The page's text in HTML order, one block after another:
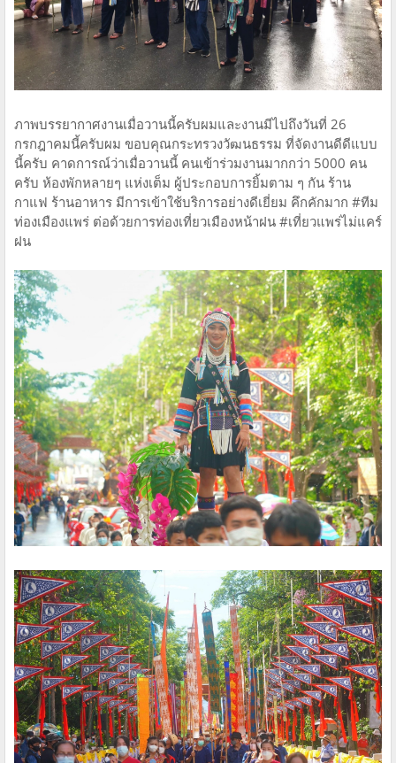
ภาพบรรยากาศงานเมื่อวานนี้ครับผมและงานมีไปถึงวันที่ 26
กรกฎาคมนี้ครับผม ขอบคุณกระทรวงวัฒนธรรม ที่จัดงานดีดีแบบ
นี้ครับ คาดการณ์ว่าเมื่อวานนี้ คนเข้าร่วมงานมากกว่า 5000 คน
ครับ ห้องพักหลายๆ แห่งเต็ม ผู้ประกอบการยิ้มตาม ๆ กัน ร้าน
กาแฟ ร้านอาหาร มีการเข้าใช้บริการอย่างดีเยี่ยม คึกคักมาก #ทีม
ท่องเมืองแพร่ ต่อด้วยการท่องเที่ยวเมืองหน้าฝน #เที่ยวแพร่ไม่แคร์
ฝน